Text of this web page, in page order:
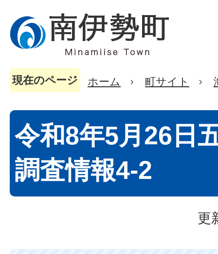
現在のページ ホーム 町サイト
令和8年5月26日
調査情報4-2
更